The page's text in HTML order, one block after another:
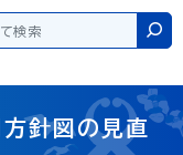
検索
針図の見直